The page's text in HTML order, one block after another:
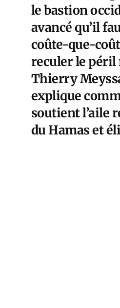
le bastion
avancé qu’il
coûte-que-
reculer le péril
Thierry
explique
soutient l’aile
du Hamas et